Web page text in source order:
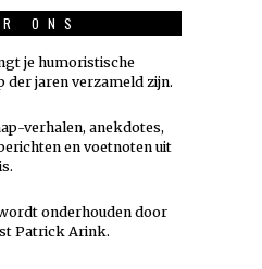
ONS
je humoristische
der jaren verzameld zijn.
verhalen, anekdotes,
en voetnoten uit
onderhouden door
Patrick Arink.